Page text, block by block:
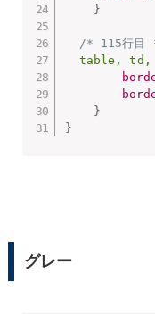
}
/* 115行目
table, td,
}
}
グレー